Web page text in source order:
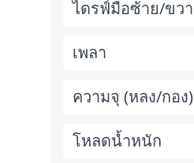
ไดรฟ์มือซ้าย/ขวา
เพลา
ความจุ (หลง/กอง)
โหลดน้ำหนัก